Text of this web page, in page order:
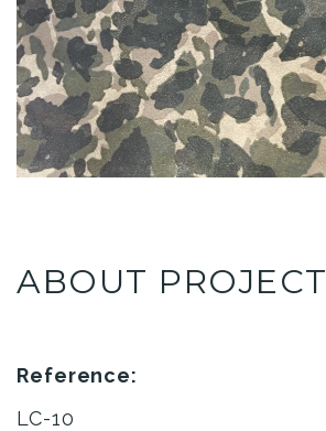
ABOUT PROJECT
Reference:
LC-10